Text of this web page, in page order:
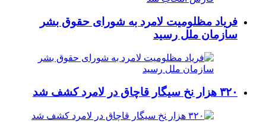
فریاد مظلومیت لامرد به شورای حقوق بشر
سازمان ملل رسید
۳۲۰ هزار نخ سیگار قاچاق در لامرد کشف شد